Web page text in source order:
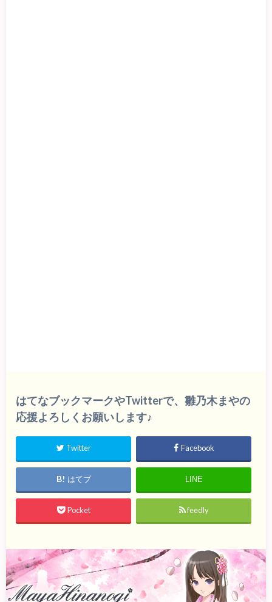
はてなブックマークやTwitterで、雛乃木まやの
応援よろしくお願いします♪
Twitter Facebook
はてブ LINE
Pocket feedly